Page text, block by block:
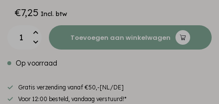
€7,25 Incl. btw
Toevoegen aan winkelwagen
Op voorraad
Gratis verzending vanaf €50,-[NL/DE]
Voor 12:00 besteld, vandaag verstuurd!*